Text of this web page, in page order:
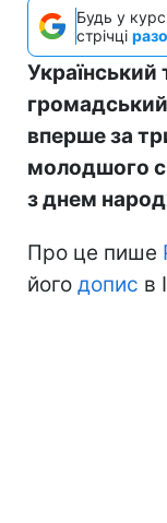
Будь у
стрічці
Український
вперше за
молодшого
з днем
Про це пише
його допис в